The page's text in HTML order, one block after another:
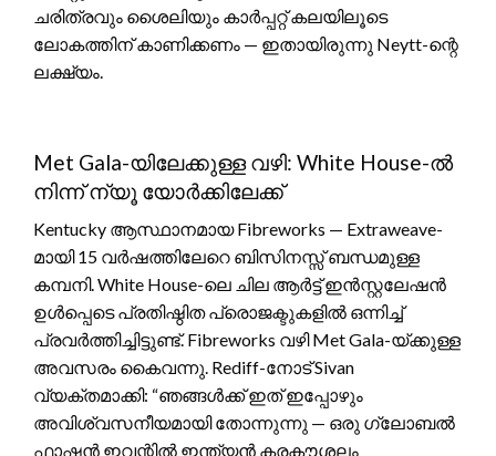
ചരിത്രവും ശൈലിയും കാർപ്പറ്റ് കലയിലൂടെ
ലോകത്തിന് കാണിക്കണം — ഇതായിരുന്നു Neytt-ന്റെ
ലക്ഷ്യം.
Met Gala-യിലേക്കുള്ള വഴി: White House-ൽ
നിന്ന് ന്യൂ യോർക്കിലേക്ക്
Kentucky ആസ്ഥാനമായ Fibreworks — Extraweave-
മായി 15 വർഷത്തിലേറെ ബിസിനസ്സ് ബന്ധമുള്ള
കമ്പനി. White House-ലെ ചില ആർട്ട് ഇൻസ്റ്റലേഷൻ
ഉൾപ്പെടെ പ്രതിഷ്ഠിത പ്രൊജക്ടുകളിൽ ഒന്നിച്ച്
പ്രവർത്തിച്ചിട്ടുണ്ട്. Fibreworks വഴി Met Gala-യ്ക്കുള്ള
അവസരം കൈവന്നു. Rediff-നോട് Sivan
വ്യക്തമാക്കി: “ഞങ്ങൾക്ക് ഇത് ഇപ്പോഴും
അവിശ്വസനീയമായി തോന്നുന്നു — ഒരു ഗ്ലോബൽ
ഫാഷൻ ഇവന്റിൽ ഇന്ത്യൻ കരകൗശലം